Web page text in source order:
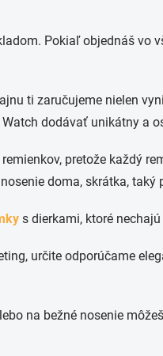
Pokiaľ objednáš vo
ti zaručujeme nielen
dodávať unikátny a
pretože každý
doma, skrátka, taký
s dierkami, ktoré
určite odporúčame
na bežné nosenie